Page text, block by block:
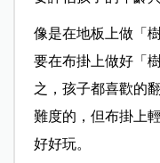
像是在地板上做「
要在布掛上做好「
之，孩子都喜歡的
難度的，但布掛上
好好玩。